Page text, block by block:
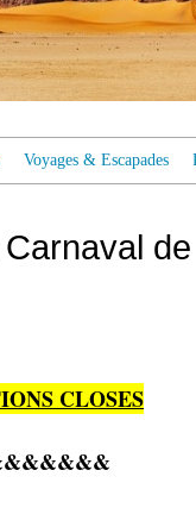
Voyages & Escapades
CLOSES